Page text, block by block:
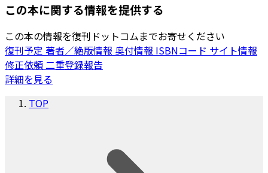
この本に関する情報を提供する
この本の情報を復刊ドットコムまでお寄せください
復刊予定 著者／絶版情報 奥付情報 ISBNコード サイト情報
修正依頼 二重登録報告
詳細を見る
TOP